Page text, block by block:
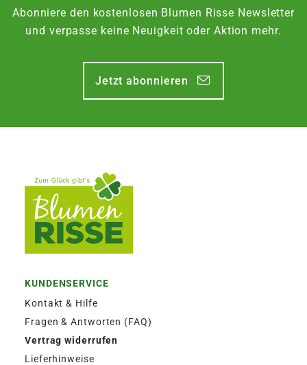
Abonniere den kostenlosen Blumen Risse Newsletter
und verpasse keine Neuigkeit oder Aktion mehr.
Jetzt abonnieren
KUNDENSERVICE
Kontakt & Hilfe
Fragen & Antworten (FAQ)
Vertrag widerrufen
Lieferhinweise